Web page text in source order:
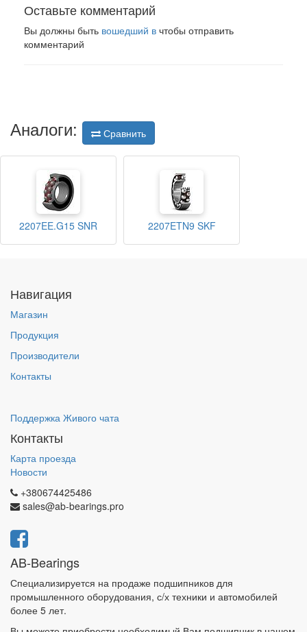
Оставьте комментарий
Вы должны быть вошедший в чтобы отправить
комментарий
Аналоги: Сравнить
2207EE.G15 SNR 2207ETN9 SKF
Навигация
Магазин
Продукция
Производители
Контакты
Поддержка Живого чата
Контакты
Карта проезда
Новости
+380674425486
sales@ab-bearings.pro
AB-Bearings
Специализируется на продаже подшипников для
промышленного оборудования, с/х техники и автомобилей
более 5 лет.